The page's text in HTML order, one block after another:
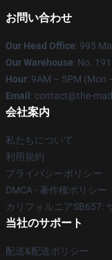
お問い合わせ
Our Head Office: 995
Our Warehouse: No.
Hour: 9AM – 5PM (Mon
Email : contact@the-
会社案内
私たちについて
利用規約
プライバシーポリシー
DMCA - 著作権ポリシー
カリフォルニアSB657:
当社のサポート
配送&配送ポリシー